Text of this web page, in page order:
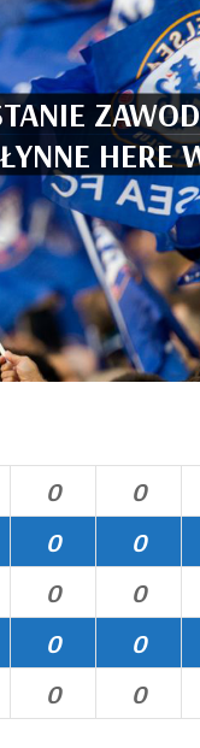
HERE
0 0
0 0
0 0
0 0
0 0